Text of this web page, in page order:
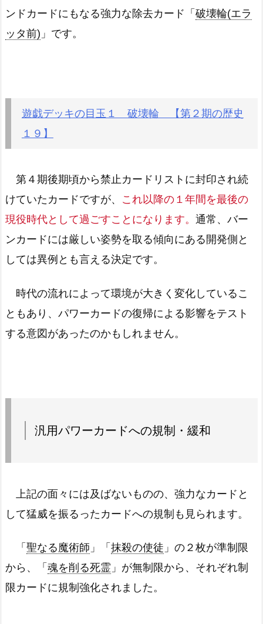
ンドカードにもなる強力な除去カード「 破壊輪(エラ
ッタ前) 」です。
遊戯デッキの目玉１ 破壊輪 【第２期の歴史
１９】
第４期後期頃から禁止カードリストに封印され続
けていたカードですが、 これ以降の１年間を最後の
現役時代として過ごすことになります。 通常、バー
ンカードには厳しい姿勢を取る傾向にある開発側と
しては異例とも言える決定です。
時代の流れによって環境が大きく変化しているこ
ともあり、パワーカードの復帰による影響をテスト
する意図があったのかもしれません。
汎用パワーカードへの規制・緩和
上記の面々には及ばないものの、強力なカードと
して猛威を振るったカードへの規制も見られます。
「 聖なる魔術師 」「 抹殺の使徒 」の２枚が準制限
から、「 魂を削る死霊 」が無制限から、それぞれ制
限カードに規制強化されました。